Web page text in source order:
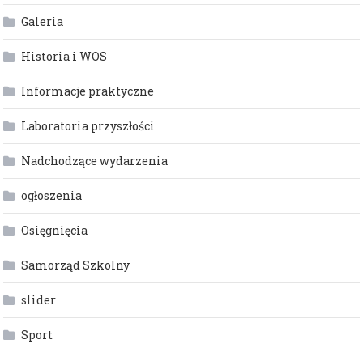
Galeria
Historia i WOS
Informacje praktyczne
Laboratoria przyszłości
Nadchodzące wydarzenia
ogłoszenia
Osięgnięcia
Samorząd Szkolny
slider
Sport